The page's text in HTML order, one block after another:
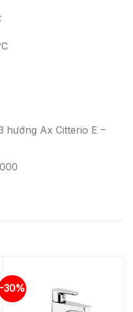
hướng Ax Citterio E –
-30%